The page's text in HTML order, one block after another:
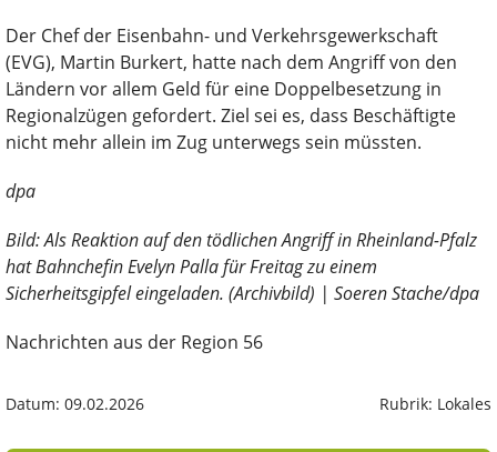
Der Chef der Eisenbahn- und Verkehrsgewerkschaft
(EVG), Martin Burkert, hatte nach dem Angriff von den
Ländern vor allem Geld für eine Doppelbesetzung in
Regionalzügen gefordert. Ziel sei es, dass Beschäftigte
nicht mehr allein im Zug unterwegs sein müssten.
dpa
Bild: Als Reaktion auf den tödlichen Angriff in Rheinland-Pfalz
hat Bahnchefin Evelyn Palla für Freitag zu einem
Sicherheitsgipfel eingeladen. (Archivbild) | Soeren Stache/dpa
Nachrichten aus der Region 56
Datum: 09.02.2026 Rubrik: Lokales